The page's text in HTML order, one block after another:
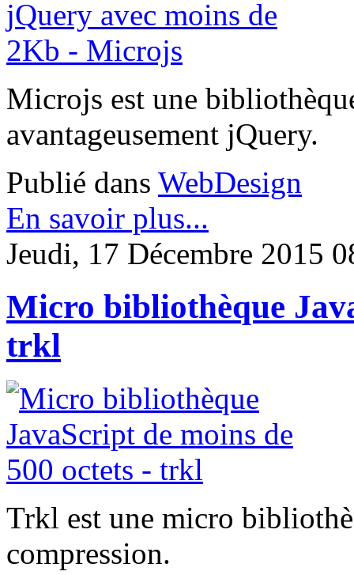
Microjs est une
avantageusement jQuery.
Publié dans WebDesign
En savoir plus...
Jeudi, 17 Décembre 2015
Micro bibliothèque
trkl
Trkl est une micro
compression.